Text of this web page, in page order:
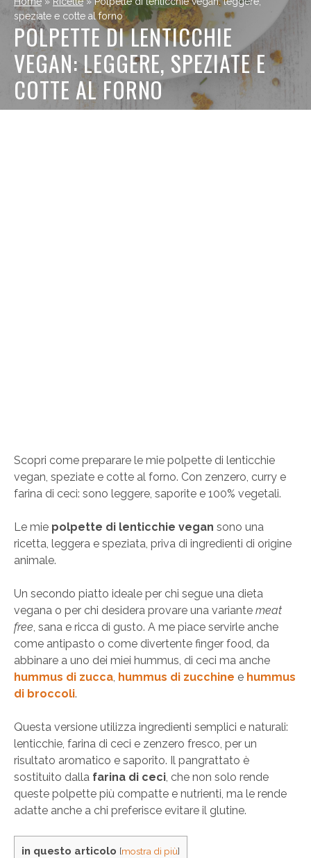
speziate e cotte al forno
POLPETTE DI LENTICCHIE
VEGAN: LEGGERE, SPEZIATE E
COTTE AL FORNO
Scopri come preparare le mie polpette di lenticchie
vegan, speziate e cotte al forno. Con zenzero, curry e
farina di ceci: sono leggere, saporite e 100% vegetali.
Le mie polpette di lenticchie vegan sono una
ricetta, leggera e speziata, priva di ingredienti di origine
animale.
Un secondo piatto ideale per chi segue una dieta
vegana o per chi desidera provare una variante meat
free, sana e ricca di gusto. A me piace servirle anche
come antipasto o come divertente finger food, da
abbinare a uno dei miei hummus, di ceci ma anche
hummus di zucca, hummus di zucchine e hummus
di broccoli.
Questa versione utilizza ingredienti semplici e naturali:
lenticchie, farina di ceci e zenzero fresco, per un
risultato aromatico e saporito. Il pangrattato è
sostituito dalla farina di ceci, che non solo rende
queste polpette più compatte e nutrienti, ma le rende
adatte anche a chi preferisce evitare il glutine.
in questo articolo [mostra di più]